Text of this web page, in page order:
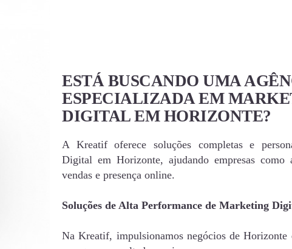
ESTÁ BUSCANDO UMA
ESPECIALIZADA EM
DIGITAL EM HORIZONTE?
A Kreatif oferece soluções completas e
Digital em Horizonte, ajudando empresas como
vendas e presença online.
Soluções de Alta Performance de Marketing
Na Kreatif, impulsionamos negócios de Horizonte